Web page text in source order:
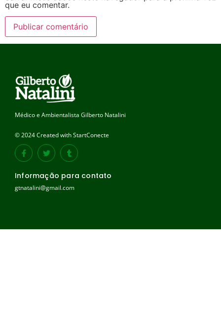
que eu comentar.
Médico e Ambientalista Gilberto Natalini
© 2024 Created with StartConecte
Informação para contato
gtnatalini@gmail.com